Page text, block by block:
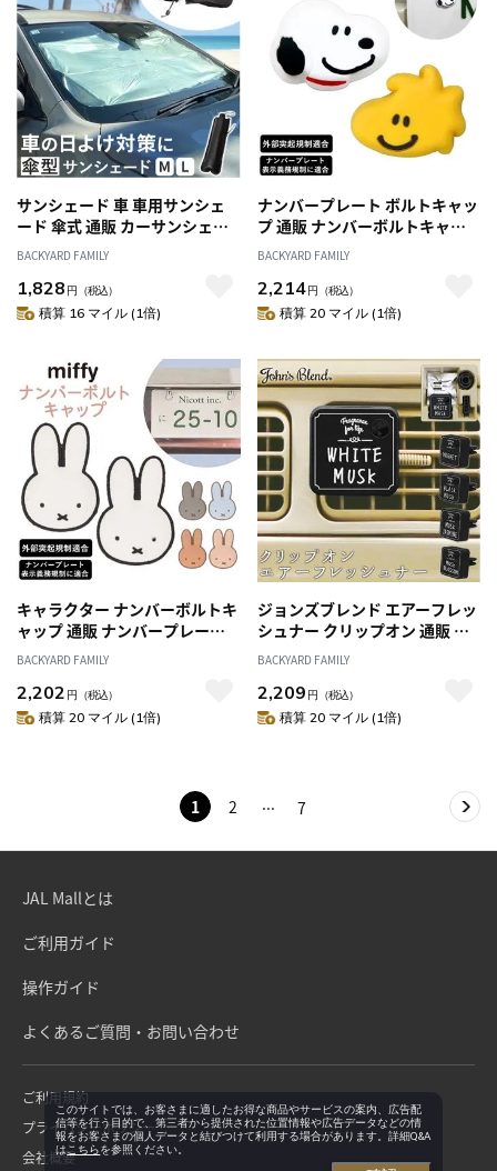
サンシェード 車 車用サンシェ
ード 傘式 通販 カーサンシェー
ド フロントサンシェード フロ
ントカバー フロント カバー 簡
単装着 取付簡単 遮光 断熱 パッ
と開くだけ 親骨グラスファイバ
BACKYARD FAMILY
1,828 円 （税込）
積算 16 マイル (1倍)
ナンバープレート ボルトキャッ
プ 通販 ナンバーボルトキャッ
プ ボルトキャップ キャップ お
しゃれ ボルト スヌーピー ピー
ナッツ かわいい 装飾 キャラク
ター グッズ カー用品 カーアク
BACKYARD FAMILY
2,214円 （税込）
積算 20 マイル (1倍)
キャラクター ナンバーボルトキ
ャップ 通販 ナンバープレート
用 かわいい 可愛い オシャレ お
トキャップ ナンバーボルトカバ
ー 貼るだけ 取付簡単 カー用品
BACKYARD FAMILY
2,202 円 （税込）
積算 20 マイル (1倍)
ジョンズブレンド エアーフレッ
シュナー クリップオン 通販 本
体 芳香剤 車内 車 クリップオン
タイプ カーフレグランス クリ
ップ型 おしゃれ シンプル ナチ
BACKYARD FAMILY
2,209 円 （税込）
積算 20 マイル (1倍)
1 2 7
JAL Mallとは
ご利用ガイド
操作ガイド
よくあるご質問・お問い合わせ
ご利用規約
プライバシーポリシー
会社概要
このサイトでは、お客さまに適したお得な商品やサービスの案内、広告配
信等を行う目的で、第三者から提供された位置情報や広告データなどの情
報をお客さまの個人データと結びつけて利用する場合があります。詳細Q&A
はこちらを参照ください。